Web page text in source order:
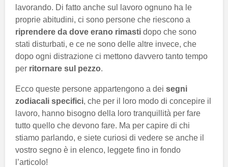
lavorando. Di fatto anche sul lavoro ognuno ha le
proprie abitudini, ci sono persone che riescono a
riprendere da dove erano rimasti dopo che sono
stati disturbati, e ce ne sono delle altre invece, che
dopo ogni distrazione ci mettono davvero tanto tempo
per ritornare sul pezzo.
Ecco queste persone appartengono a dei segni
zodiacali specifici, che per il loro modo di concepire il
lavoro, hanno bisogno della loro tranquillità per fare
tutto quello che devono fare. Ma per capire di chi
stiamo parlando, e siete curiosi di vedere se anche il
vostro segno è in elenco, leggete fino in fondo
l’articolo!